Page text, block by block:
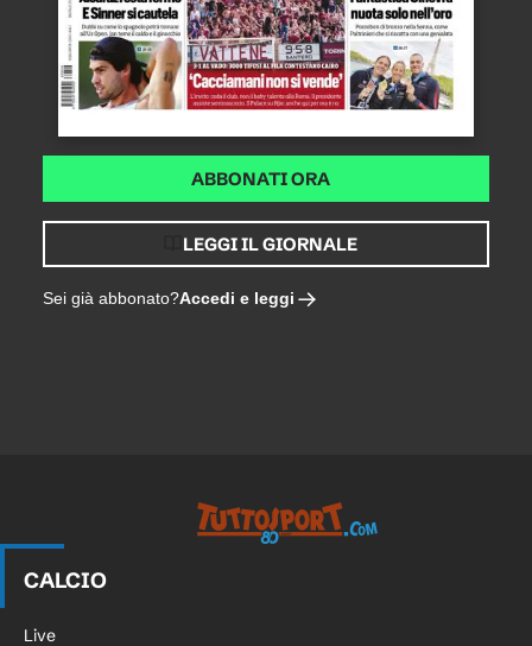
ABBONATI ORA
LEGGI IL GIORNALE
Sei già abbonato?Accedi e leggi
CALCIO
Live